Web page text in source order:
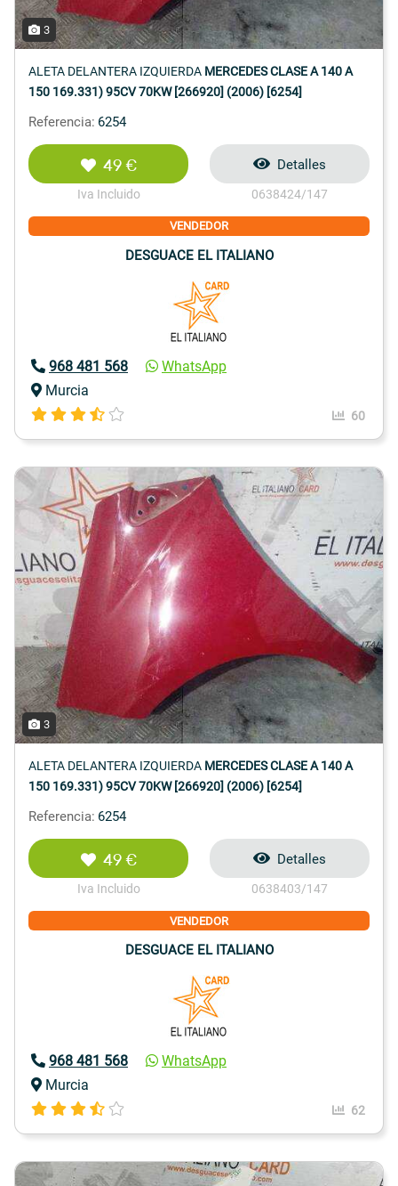
3
ALETA DELANTERA IZQUIERDA MERCEDES CLASE A 140 A
150 169.331) 95CV 70KW [266920] (2006) [6254]
Referencia: 6254
49 €
Iva Incluido
Detalles
0638424/147
VENDEDOR
DESGUACE EL ITALIANO
968 481 568
WhatsApp
Murcia
60
3
ALETA DELANTERA IZQUIERDA MERCEDES CLASE A 140 A
150 169.331) 95CV 70KW [266920] (2006) [6254]
Referencia: 6254
49 €
Iva Incluido
Detalles
0638403/147
VENDEDOR
DESGUACE EL ITALIANO
968 481 568
WhatsApp
Murcia
62